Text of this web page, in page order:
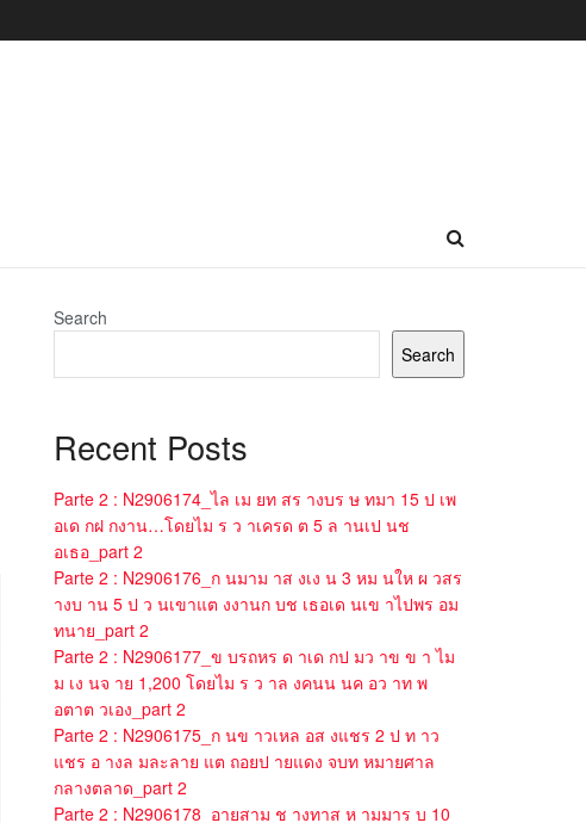
Search
Search
Recent Posts
Parte 2 : N2906174_ไล เม ยท สร างบร ษ ทมา 15 ป เพ
อเด กฝ กงาน…โดยไม ร ว าเครด ต 5 ล านเป นช
อเธอ_part 2
Parte 2 : N2906176_ก นมาม าส งเง น 3 หม นให ผ วสร
างบ าน 5 ป ว นเขาแต งงานก บช เธอเด นเข าไปพร อม
ทนาย_part 2
Parte 2 : N2906177_ข บรถหร ด าเด กป มว าข ข า ไม
ม เง นจ าย 1,200 โดยไม ร ว าล งคนน นค อว าท พ
อตาต วเอง_part 2
Parte 2 : N2906175_ก นข าวเหล อส งแชร 2 ป ท าว
แชร อ างล มละลาย แต ถอยป ายแดง จบท หมายศาล
กลางตลาด_part 2
Parte 2 : N2906178_อายสาม ช างทาส ห ามมาร บ 10